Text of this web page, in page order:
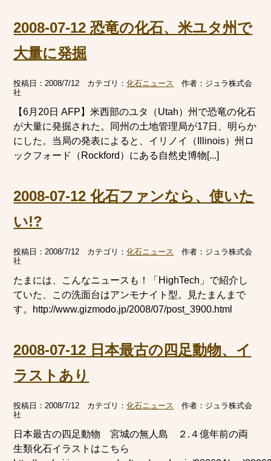
2008-07-12 恐竜の化石、米ユタ州で
大量に発掘
投稿日：2008/7/12 カテゴリ：化石ニュース 作者： ジュラ株式会
社
【6月20日 AFP】米西部のユタ（Utah）州で恐竜の化石
が大量に発掘された。同州の土地管理局が17日、明らか
にした。当局の発表によると、イリノイ（Illinois）州ロ
ックフォード（Rockford）にある自然史博物[...]
2008-07-12 化石ファンなら、使いた
い!?
投稿日：2008/7/12 カテゴリ：化石ニュース 作者： ジュラ株式会
社
たまには、こんなニュースも！「HighTech」で紹介し
ていた、この洗面台はアンモナイト型。見たまんまで
す。http://www.gizmodo.jp/2008/07/post_3900.html
2008-07-12 日本最古の四足動物、イ
ラストあり
投稿日：2008/7/12 カテゴリ：化石ニュース 作者： ジュラ株式会
社
日本最古の四足動物 宮城の無人島 ２.４億年前の両
生類化石イラストはこちら